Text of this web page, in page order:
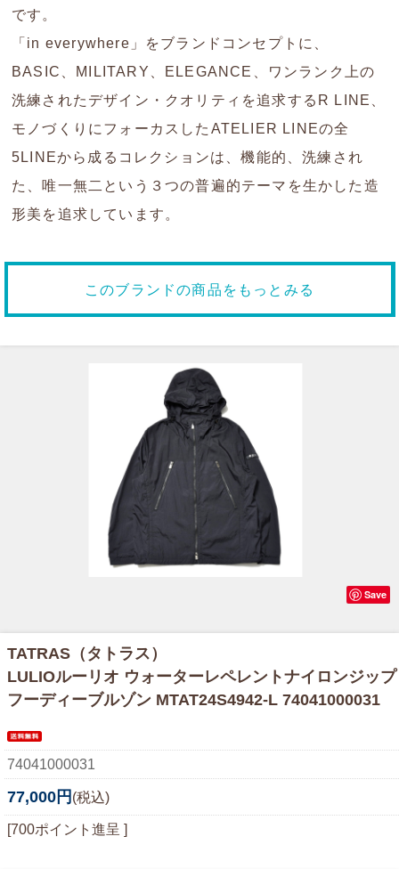
です。
「in everywhere」をブランドコンセプトに、
BASIC、MILITARY、ELEGANCE、ワンランク上の
洗練されたデザイン・クオリティを追求するR LINE、
モノづくりにフォーカスしたATELIER LINEの全
5LINEから成るコレクションは、機能的、洗練され
た、唯一無二という３つの普遍的テーマを生かした造
形美を追求しています。
このブランドの商品をもっとみる
Save
TATRAS（タトラス）
LULIOルーリオ ウォーターレペレントナイロンジップ
フーディーブルゾン MTAT24S4942-L 74041000031
74041000031
77,000円 (税込)
[700ポイント進呈 ]